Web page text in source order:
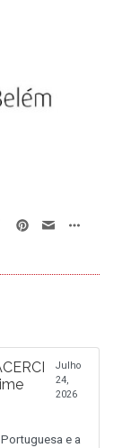
Julho
24,
2026
e a